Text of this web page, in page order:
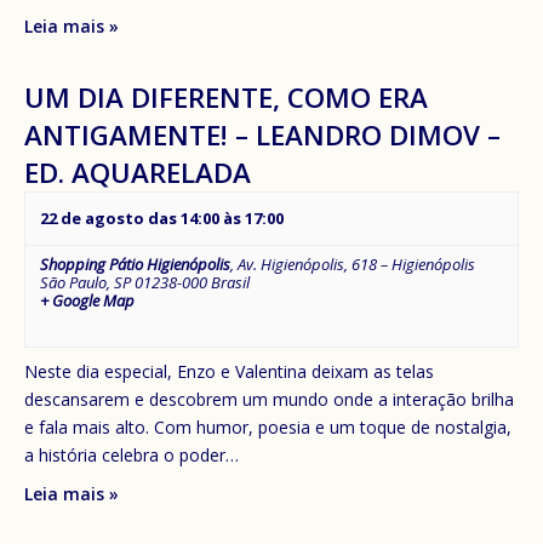
Leia mais »
UM DIA DIFERENTE, COMO ERA
ANTIGAMENTE! – LEANDRO DIMOV –
ED. AQUARELADA
22 de agosto das 14:00 às17:00
Shopping Pátio Higienópolis,Av. Higienópolis, 618 – Higienópolis
São Paulo, SP01238-000Brasil
+ Google Map
Neste dia especial, Enzo e Valentina deixam as telas
descansarem e descobrem um mundo onde a interação brilha
e fala mais alto. Com humor, poesia e um toque de nostalgia,
a história celebra o poder…
Leia mais »